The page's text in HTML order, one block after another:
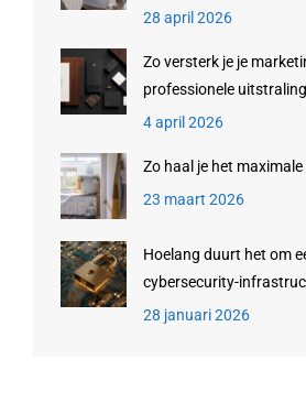
28 april 2026
Zo versterk je je
professionele uitstraling
4 april 2026
Zo haal je het
23 maart 2026
Hoelang duurt het om
cybersecurity-
28 januari 2026